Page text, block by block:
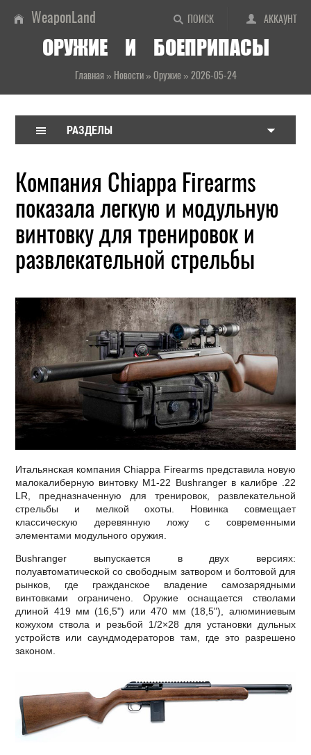
ПОИСК АККАУНТ
WeaponLand
ОРУЖИЕ И БОЕПРИПАСЫ
Главная» Новости» Оружие» 2026-05-24
РАЗДЕЛЫ
Компания Chiappa Firearms
показала легкую и модульную
винтовку для тренировок и
развлекательной стрельбы
Итальянская компания Chiappa Firearms представила новую
малокалиберную винтовку M1-22 Bushranger в калибре .22
LR, предназначенную для тренировок, развлекательной
стрельбы и мелкой охоты. Новинка совмещает
классическую деревянную ложу с современными
элементами модульного оружия.
Bushranger выпускается в двух версиях:
полуавтоматической со свободным затвором и болтовой для
рынков, где гражданское владение самозарядными
винтовками ограничено. Оружие оснащается стволами
длиной 419 мм (16,5") или 470 мм (18,5"), алюминиевым
кожухом ствола и резьбой 1/2×28 для установки дульных
устройств или саундмодераторов там, где это разрешено
законом.